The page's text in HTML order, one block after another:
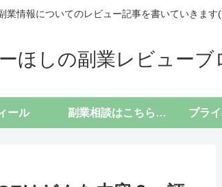
業情報についてのレビュー記事を書いていきます
ほしの副業レビューブ
ール 副業相談はこちらから